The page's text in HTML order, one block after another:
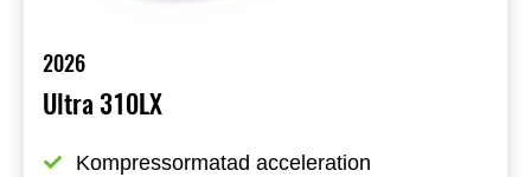
2026
Ultra 310LX
Kompressormatad acceleration